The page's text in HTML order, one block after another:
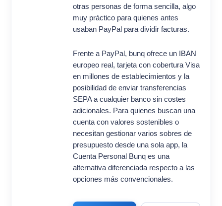
otras personas de forma sencilla, algo
muy práctico para quienes antes
usaban PayPal para dividir facturas.
Frente a PayPal, bunq ofrece un IBAN
europeo real, tarjeta con cobertura Visa
en millones de establecimientos y la
posibilidad de enviar transferencias
SEPA a cualquier banco sin costes
adicionales. Para quienes buscan una
cuenta con valores sostenibles o
necesitan gestionar varios sobres de
presupuesto desde una sola app, la
Cuenta Personal Bunq es una
alternativa diferenciada respecto a las
opciones más convencionales.